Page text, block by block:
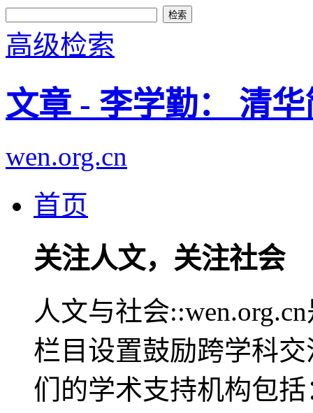
高级检索
文章 - 李学勤： 清
wen.org.cn
首页
关注人文，关注社会
人文与社会
栏目设置鼓励跨学科
们的学术支持机构包